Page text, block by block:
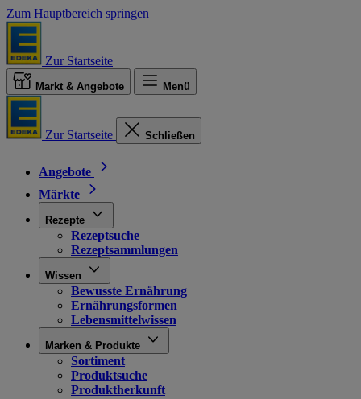
Zum Hauptbereich springen
Zur Startseite
Markt & Angebote Menü
Zur Startseite Schließen
Angebote
Märkte
Rezepte
Rezeptsuche
Rezeptsammlungen
Wissen
Bewusste Ernährung
Ernährungsformen
Lebensmittelwissen
Marken & Produkte
Sortiment
Produktsuche
Produktherkunft